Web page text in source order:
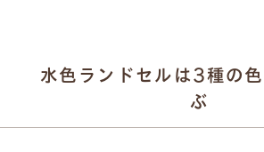
水色ランドセルは3種の
ぶ